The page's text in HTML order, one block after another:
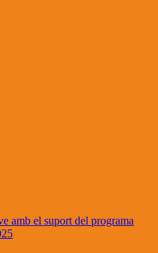
amb el suport del programa